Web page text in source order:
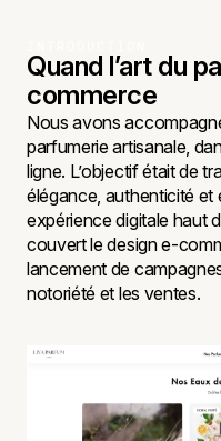
Quand l’art du
commerce
Nous avons
parfumerie artisanale,
ligne. L’objectif était de
élégance, authenticité
expérience digitale haut
couvert le design e-
lancement de
notoriété et les ventes.